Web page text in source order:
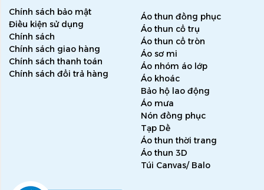
Chính sách bảo mật
Điều kiện sử dụng
Chính sách
Chính sách giao hàng
Chính sách thanh toán
Chính sách đổi trả hàng
Áo thun đồng phục
Áo thun cổ trụ
Áo thun cổ tròn
Áo sơ mi
Áo nhóm áo lớp
Áo khoác
Bảo hộ lao động
Áo mưa
Nón đồng phục
Tạp Dề
Áo thun thời trang
Áo thun 3D
Túi Canvas/ Balo